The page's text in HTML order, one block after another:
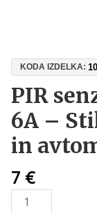
KODA IZDELKA:
PIR
6A –
in
7 €
PIR
gibanja
12V-
24V
6A
–
Stikalo